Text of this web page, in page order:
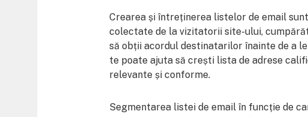
Crearea și întreținerea listelor de email
colectate de la vizitatorii site-ului,
să obții acordul destinatarilor înainte de a
te poate ajuta să crești lista de adrese
relevante și conforme.
Segmentarea listei de email în funcție de